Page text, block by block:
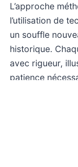
L’approche
l’utilisation de
un souffle
historique.
avec rigueur,
patience